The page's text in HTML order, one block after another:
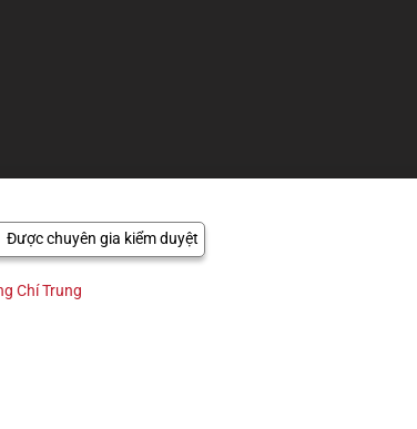
Được chuyên gia kiểm duyệt
Chí Trung